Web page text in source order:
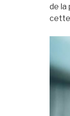
de la